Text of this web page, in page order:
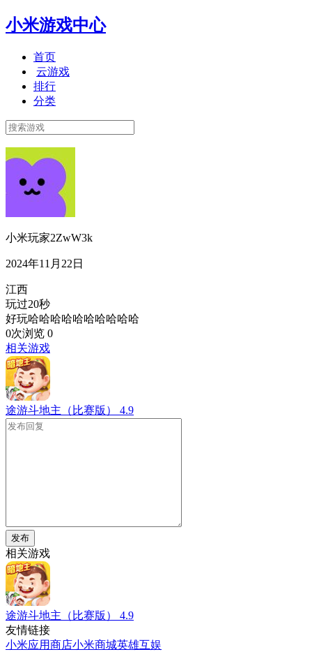
小米游戏中心
首页
云游戏
排行
分类
小米玩家2ZwW3k
2024年11月22日
江西
玩过20秒
好玩哈哈哈哈哈哈哈哈哈哈
0次浏览 0
相关游戏
途游斗地主（比赛版） 4.9
发布
相关游戏
途游斗地主（比赛版）
4.9
友情链接
小米应用商店小米商城英雄互娱